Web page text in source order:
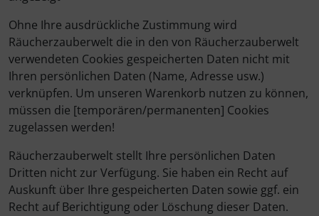
Ohne Ihre ausdrückliche Zustimmung wird
Räucherzauberwelt die in den von Räucherzauberwelt
verwendeten Cookies gespeicherten Daten nicht mit
Ihren persönlichen Daten (Name, Adresse usw.)
verknüpfen. Um unseren Warenkorb nutzen zu können,
müssen die [temporären/permanenten] Cookies
zugelassen werden!
Räucherzauberwelt stellt Ihre persönlichen Daten
Dritten nicht zur Verfügung. Sie haben ein Recht auf
Auskunft über Ihre gespeicherten Daten sowie ggf. ein
Recht auf Berichtigung oder Löschung dieser Daten.